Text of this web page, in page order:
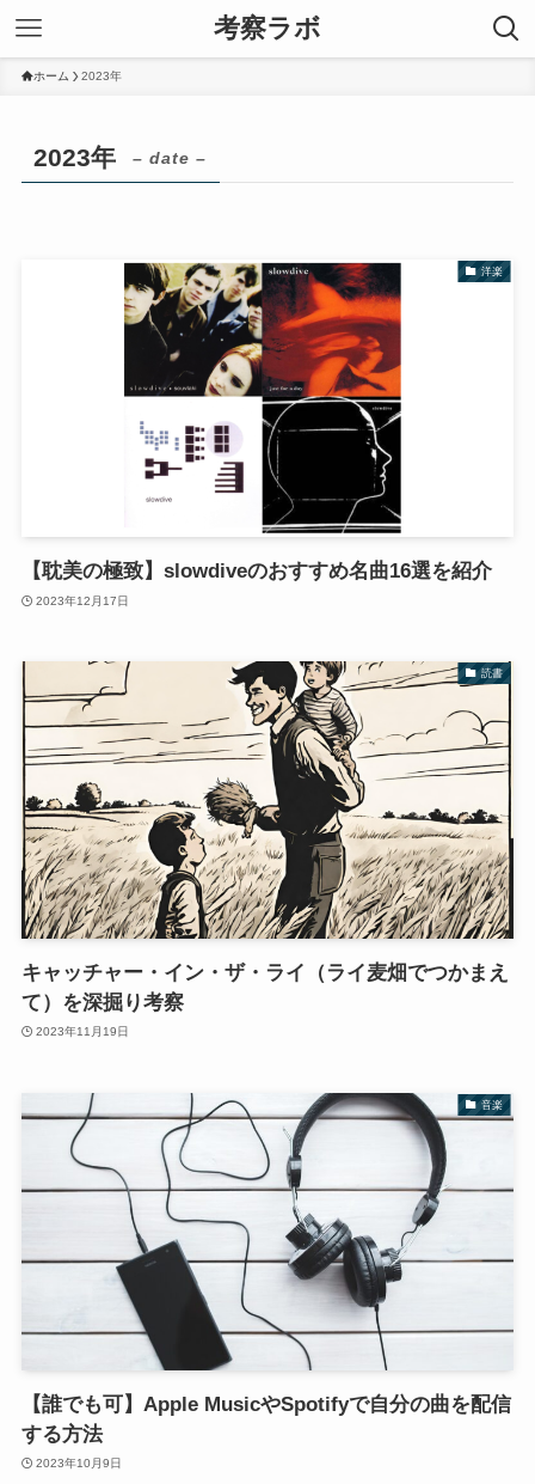
考察ラボ
ホーム 2023年
2023年 – date –
洋楽
【耽美の極致】slowdiveのおすすめ名曲16選を紹介
2023年12月17日
読書
キャッチャー・イン・ザ・ライ（ライ麦畑でつかまえ
て）を深掘り考察
2023年11月19日
音楽
【誰でも可】Apple MusicやSpotifyで自分の曲を配信
する方法
2023年10月9日